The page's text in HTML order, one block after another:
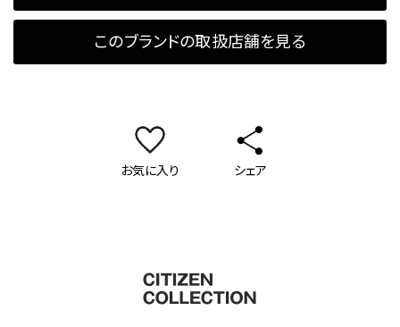
このブランドの取扱店舗を見る
お気に入り シェア